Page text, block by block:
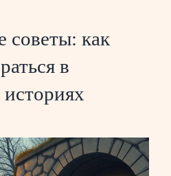
советы: как
в